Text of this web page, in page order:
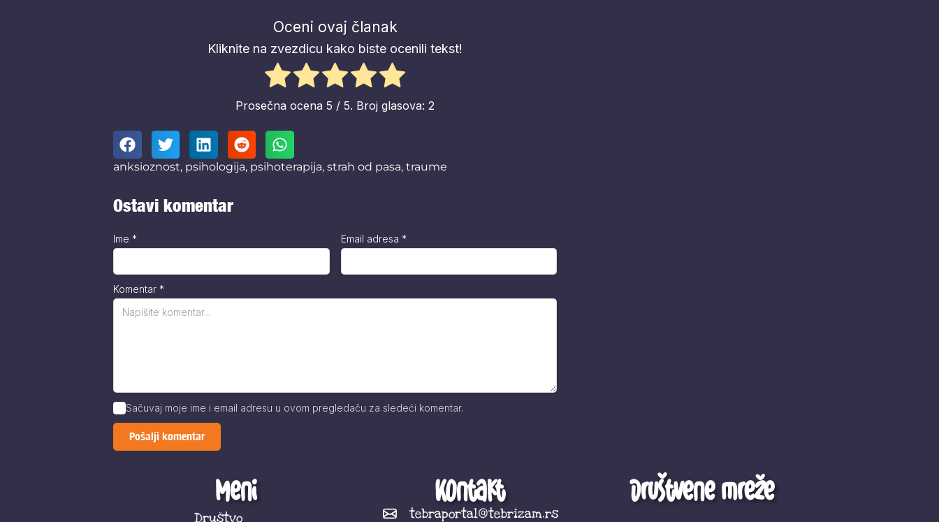
Oceni ovaj članak
Kliknite na zvezdicu kako biste ocenili tekst!
Prosečna ocena 5 / 5. Broj glasova: 2
anksioznost, psihologija, psihoterapija, strah od pasa, traume
Ostavi komentar
Komentar *
Ime * Email adresa *
Sačuvaj moje ime i email adresu u ovom pregledaču za sledeći komentar.
Meni
Društvo
Kontakt
tebraportal@tebrizam.rs
Društvene mreže